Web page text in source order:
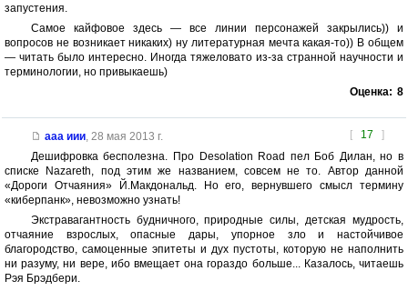
запустения.
Самое кайфовое здесь — все линии персонажей закрылись)) и
вопросов не возникает никаких) ну литературная мечта какая-то)) В общем
— читать было интересно. Иногда тяжеловато из-за странной научности и
терминологии, но привыкаешь)
Оценка: 8
[ 17 ]
ааа иии, 28 мая 2013 г.
Дешифровка бесполезна. Про Desolation Road пел Боб Дилан, но в
списке Nazareth, под этим же названием, совсем не то. Автор данной
«Дороги Отчаяния» Й.Макдональд. Но его, вернувшего смысл термину
«киберпанк», невозможно узнать!
Экстравагантность будничного, природные силы, детская мудрость,
отчаяние взрослых, опасные дары, упорное зло и настойчивое
благородство, самоценные эпитеты и дух пустоты, которую не наполнить
ни разуму, ни вере, ибо вмещает она гораздо больше... Казалось, читаешь
Рэя Брэдбери.